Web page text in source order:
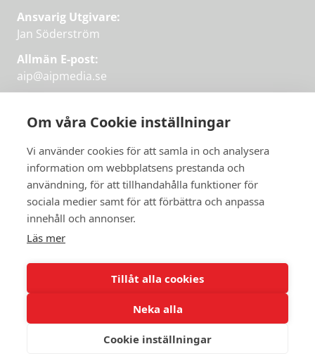
Om våra Cookie inställningar
Vi använder cookies för att samla in och analysera
information om webbplatsens prestanda och
användning, för att tillhandahålla funktioner för
sociala medier samt för att förbättra och anpassa
innehåll och annonser.
Läs mer
Tillåt alla cookies
Neka alla
Cookie inställningar
Få veckans bästa
artiklar i mejlen
varje vecka om våra mest intressanta
JAG VILL HA NYHETSBREV
Ansvarig Utgivare:
Jan Söderström
Allmän E-post:
aip@aipmedia.se
aip@flowyinfo.seeller 08-1210 60 40.
Instagram
LinkedIn
Twitter
Facebook
Få veckans bästa
artiklar på mejlen
PRENUMERERA
© 2026 Aktuellt i Politiken.